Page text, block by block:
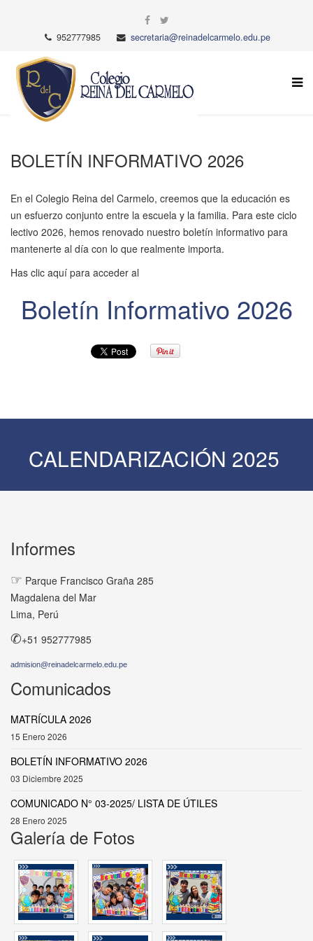
952777985 secretaria@reinadelcarmelo.edu.pe
BOLETÍN INFORMATIVO 2026
En el Colegio Reina del Carmelo, creemos que la educación es
un esfuerzo conjunto entre la escuela y la familia. Para este ciclo
lectivo 2026, hemos renovado nuestro boletín informativo para
mantenerte al día con lo que realmente importa.
Has clic aquí para acceder al
Boletín Informativo 2026
CALENDARIZACIÓN 2025
Informes
☞ Parque Francisco Graña 285
Magdalena del Mar
Lima, Perú
✆+51 952777985
admision@reinadelcarmelo.edu.pe
Comunicados
MATRÍCULA 2026
15 Enero 2026
BOLETÍN INFORMATIVO 2026
03 Diciembre 2025
COMUNICADO N° 03-2025/ LISTA DE ÚTILES
28 Enero 2025
Galería de Fotos